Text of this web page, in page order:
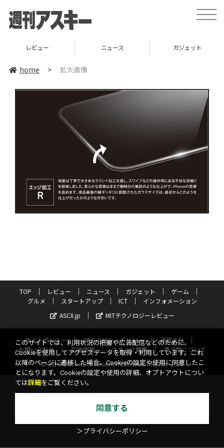
toggle
レビュー ニュース ガジェット
home > 拡大画像
TOP レビュー ニュース ガジェット
ゲーム
グルメ
スタートアップ ICT
インフォメーション
ASCII.jp
MITテクノロジーレビュー
サイトポリシー プライバシーポリシー
運営会社
お問い合わせ
広告掲載 スタッフ募集
電子版について
©KADOKAWA ASCII Research Laboratories, Inc. 2026
このサイトでは、利用状況の把握や広告配信などのために、
Cookieを使用してアクセスデータを取得・利用しています。これ
以降のページに遷移した場合、Cookieの設定や使用に同意したこ
とになります。Cookieの設定や使用の詳細、オプトアウトについ
ては詳細 をご覧ください。
同意する
＞プライバシーポリシー